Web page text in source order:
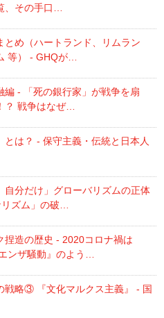
、その手口…
とめ（ハートランド、リムラン
等） - GHQが…
- 「死の銀行家」が戦争を扇
？ 戦争はなぜ…
とは？ - 保守主義・伝統と日本人
自分だけ」グローバリズムの正体
ズム」の破…
捏造の歴史 - 2020コロナ禍は
ンザ騒動』のよう…
戦略③ 『文化マルクス主義』 - 国